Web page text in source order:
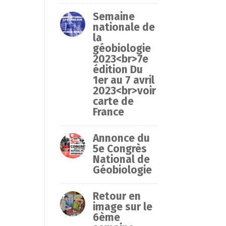
Semaine
nationale de
la
géobiologie
2023<br>7e
édition Du
1er au 7 avril
2023<br>voir
carte de
France
Annonce du
5e Congrès
National de
Géobiologie
Retour en
image sur le
6ème